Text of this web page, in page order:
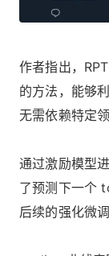
作者指出，
的方法，能够
无需依赖特定
通过激励模型
了预测下一个
后续的强化微